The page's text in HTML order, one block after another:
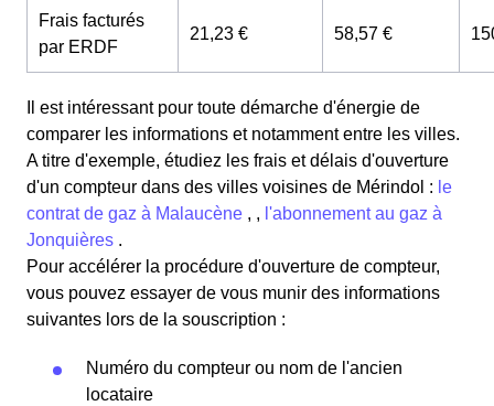
Frais facturés
par ERDF
21,23 € 58,57 €
Il est intéressant pour toute démarche d'énergie de
comparer les informations et notamment entre les villes.
A titre d'exemple, étudiez les frais et délais d'ouverture
d'un compteur dans des villes voisines de Mérindol : le
contrat de gaz à Malaucène , , l'abonnement au gaz à
Jonquières .
Pour accélérer la procédure d'ouverture de compteur,
vous pouvez essayer de vous munir des informations
suivantes lors de la souscription :
Numéro du compteur ou nom de l'ancien
locataire